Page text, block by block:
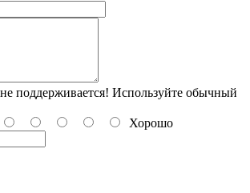
поддерживается! Используйте обычный
Хорошо